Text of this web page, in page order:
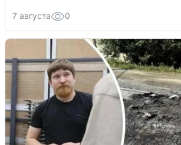
7 августа 0